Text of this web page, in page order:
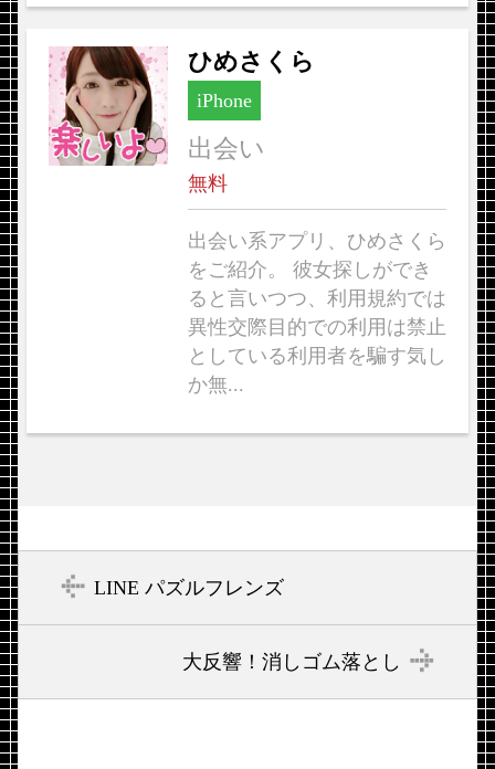
ひめさくら
iPhone
出会い
無料
出会い系アプリ、ひめさくら
をご紹介。 彼女探しができ
ると言いつつ、利用規約では
異性交際目的での利用は禁止
としている利用者を騙す気し
か無...
LINE パズルフレンズ
大反響！消しゴム落とし